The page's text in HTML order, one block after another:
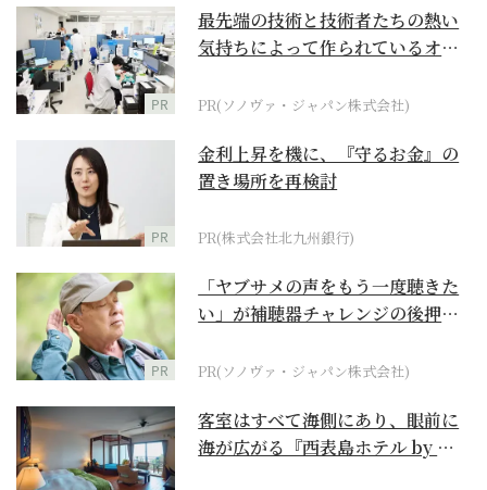
PR
最先端の技術と技術者たちの熱い
気持ちによって作られているオー
PR(ソノヴァ・ジャパン株式会社)
PR
金利上昇を機に、『守るお金』の
置き場所を再検討
PR(株式会社北九州銀行)
PR
「ヤブサメの声をもう一度聴きた
い」が補聴器チャレンジの後押し
PR(ソノヴァ・ジャパン株式会社)
客室はすべて海側にあり、眼前に
海が広がる『西表島ホテル by 星